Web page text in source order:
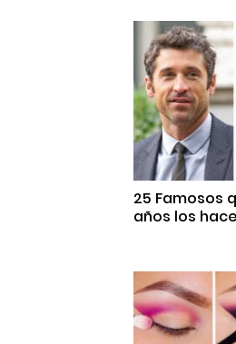
25 Famosos
años los